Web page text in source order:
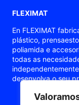
FLEXIMAT
En FLEXIMAT
plástico,
poliamida e
todas as
desenvolva o seu